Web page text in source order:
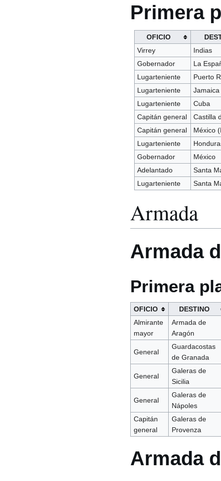
Primera
OFICIO
Virrey
Indias
Gobernador
La
Lugarteniente
Puerto
Lugarteniente
Jamaica
Lugarteniente
Cuba
Capitán general
Castilla
Capitán general
México
Lugarteniente
Gobernador
México
Adelantado
Santa
Lugarteniente
Santa
Armada
Armada
Primera
OFICIO
DESTINO
Almirante
mayor
Armada de
Aragón
General
Guardacostas
de Granada
General
Galeras de
Sicilia
General
Galeras de
Nápoles
Capitán
general
Galeras de
Provenza
Armada